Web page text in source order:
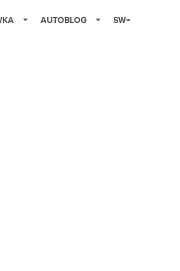
AUTOBLOG SW+